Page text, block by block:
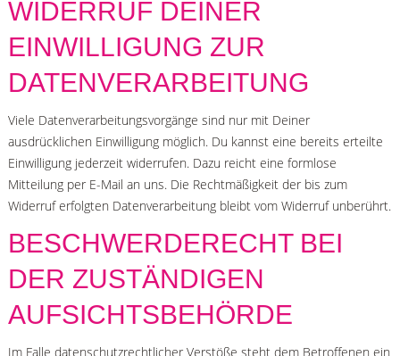
WIDERRUF DEINER
EINWILLIGUNG ZUR
DATENVERARBEITUNG
Viele Datenverarbeitungsvorgänge sind nur mit Deiner
ausdrücklichen Einwilligung möglich. Du kannst eine bereits erteilte
Einwilligung jederzeit widerrufen. Dazu reicht eine formlose
Mitteilung per E-Mail an uns. Die Rechtmäßigkeit der bis zum
Widerruf erfolgten Datenverarbeitung bleibt vom Widerruf unberührt.
BESCHWERDERECHT BEI
DER ZUSTÄNDIGEN
AUFSICHTSBEHÖRDE
Im Falle datenschutzrechtlicher Verstöße steht dem Betroffenen ein